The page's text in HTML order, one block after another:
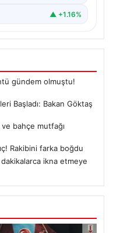
▲ +1.16%
gündem olmuştu!
Başladı: Bakan Göktaş
ve bahçe mutfağı
Rakibini farka boğdu
ikna etmeye